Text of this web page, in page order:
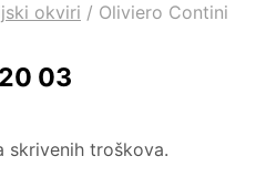
okviri / Oliviero Contini
03
skrivenih troškova.